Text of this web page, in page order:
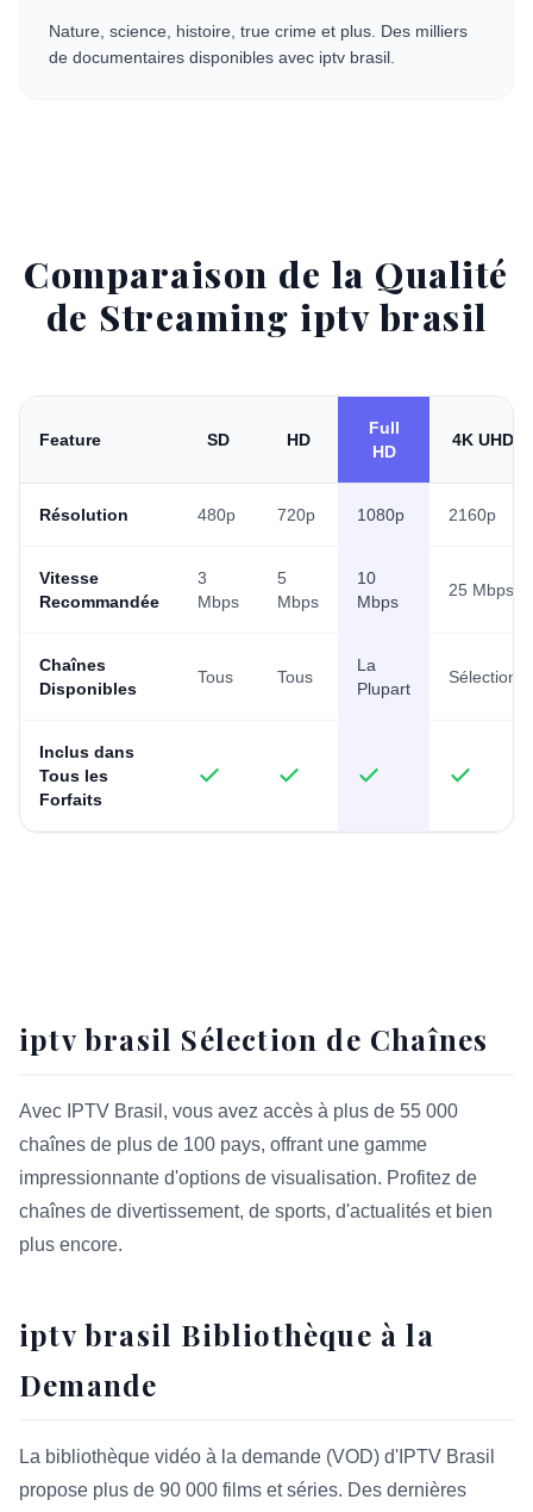
Nature, science, histoire, true crime et plus. Des milliers
de documentaires disponibles avec iptv brasil.
Comparaison de la Qualité
de Streaming iptv brasil
Feature SD HD
Full
HD
4K UHD
Résolution 480p 720p 1080p 2160p
Vitesse
Recommandée
3
Mbps
5
Mbps
10
Mbps
25 Mbps
Chaînes
Disponibles
Tous Tous
La
Plupart
Sélection
Inclus dans
Tous les
Forfaits
iptv brasil Sélection de Chaînes
Avec IPTV Brasil, vous avez accès à plus de 55 000
chaînes de plus de 100 pays, offrant une gamme
impressionnante d'options de visualisation. Profitez de
chaînes de divertissement, de sports, d'actualités et bien
plus encore.
iptv brasil Bibliothèque à la
Demande
La bibliothèque vidéo à la demande (VOD) d'IPTV Brasil
propose plus de 90 000 films et séries. Des dernières